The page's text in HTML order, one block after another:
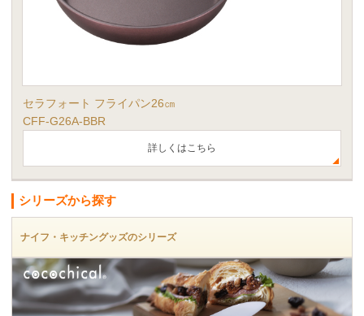
セラフォート フライパン26㎝
CFF-G26A-BBR
詳しくはこちら
シリーズから探す
ナイフ・キッチングッズのシリーズ